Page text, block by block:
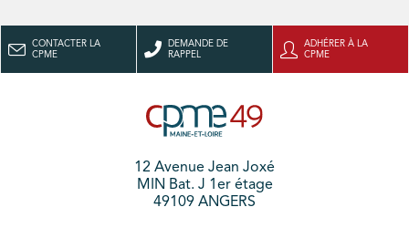
CONTACTER LA
CPME
DEMANDE DE
RAPPEL
ADHÉRER À LA
CPME
12 Avenue Jean Joxé
MIN Bat. J 1er étage
49109 ANGERS